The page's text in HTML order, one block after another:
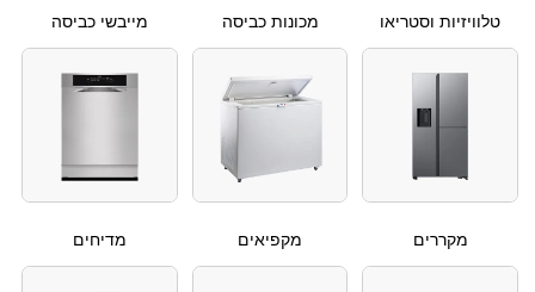
טלוויזיות וסטריאו מכונות כביסה מייבשי כביסה
מקררים מקפיאים מדיחים